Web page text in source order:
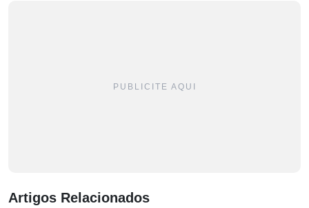
PUBLICITE AQUI
Artigos Relacionados